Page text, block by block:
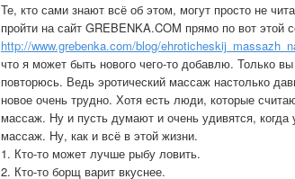
Те, кто сами знают всё об этом, могут просто не
пройти на сайт GREBENKA.COM прямо по вот этой
http://www.grebenka.com/blog/
что я может быть нового чего-то добавлю. Только
повторюсь. Ведь эротический массаж настолько
новое очень трудно. Хотя есть люди, которые
массаж. Ну и пусть думают и очень удивятся,
массаж. Ну, как и всё в этой жизни.
1. Кто-то может лучше рыбу ловить.
2. Кто-то борщ варит вкуснее.